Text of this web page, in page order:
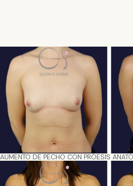
AUMENTO DE PECHO CON PRÓESIS